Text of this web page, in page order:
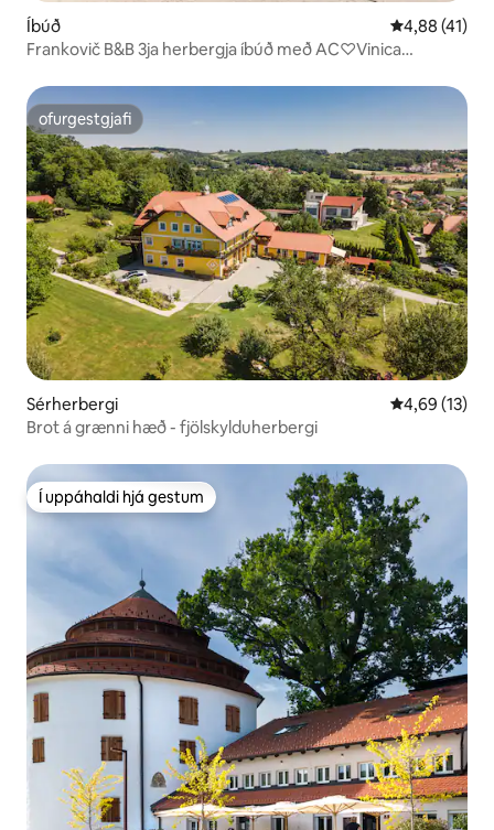
Íbúð 4,88 af 5 í
4,88 (41)
Frankovič B&B 3ja herbergja íbúð með AC♡Vinica
ofurgestgjafi
ofurgestgjafi
Sérherbergi 4,69 af 5 í
4,69 (13)
Brot á grænni hæð - fjölskylduherbergi
Í uppáhaldi hjá gestum
Í uppáhaldi hjá gestum